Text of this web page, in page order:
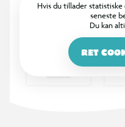
Hvis du tillader
seneste
Du kan
RET